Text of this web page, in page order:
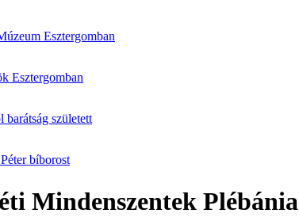
Esztergomban
Esztergomban
barátság született
bíborost
Mindenszentek Plébánia